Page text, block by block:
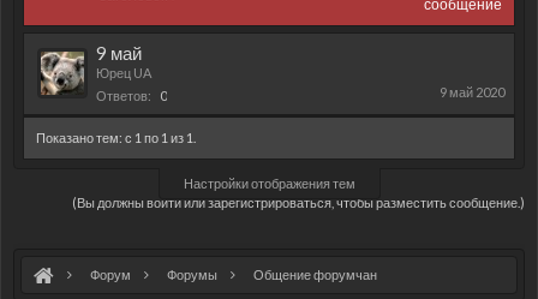
сообщение
9 май
Юрец UA
Ответов:
0 9 май 2020
Показано тем: с 1 по 1 из 1.
Настройки отображения тем
(Вы должны войти или зарегистрироваться, чтобы разместить сообщение.)
Форум Форумы Общение форумчан